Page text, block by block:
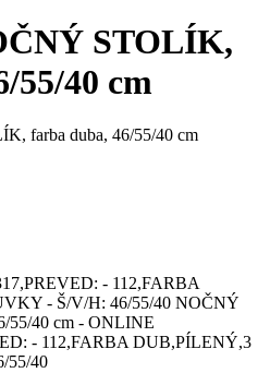
STOLÍK,
55/40 cm
- 112,FARBA
- Š/V/H: 46/55/40 NOČNÝ
55/40 cm - ONLINE
- 112,FARBA DUB,PÍLENÝ,3
55/40